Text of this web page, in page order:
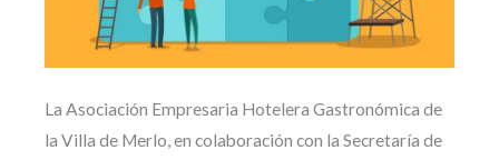
La Asociación Empresaria Hotelera Gastronómica de
la Villa de Merlo, en colaboración con la Secretaría de